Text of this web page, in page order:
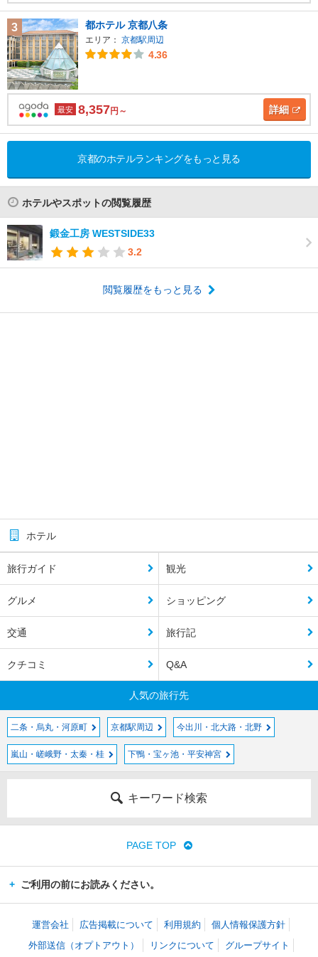
3 都ホテル 京都八条
エリア： 京都駅周辺
4.36
最安 8,357円～ 詳細
京都のホテルランキングをもっと見る
ホテルやスポットの閲覧履歴
鍛金工房 WESTSIDE33
3.2
閲覧履歴をもっと見る
ホテル
旅行ガイド 観光
グルメ ショッピング
交通 旅行記
クチコミ Q&A
人気の旅行先
二条・烏丸・河原町 京都駅周辺 今出川・北大路・北野
嵐山・嵯峨野・太秦・桂 下鴨・宝ヶ池・平安神宮
キーワード検索
PAGE TOP
ご利用の前にお読みください。
運営会社 広告掲載について 利用規約
個人情報保護方針
外部送信（オプトアウト）
リンクについて グループサイト